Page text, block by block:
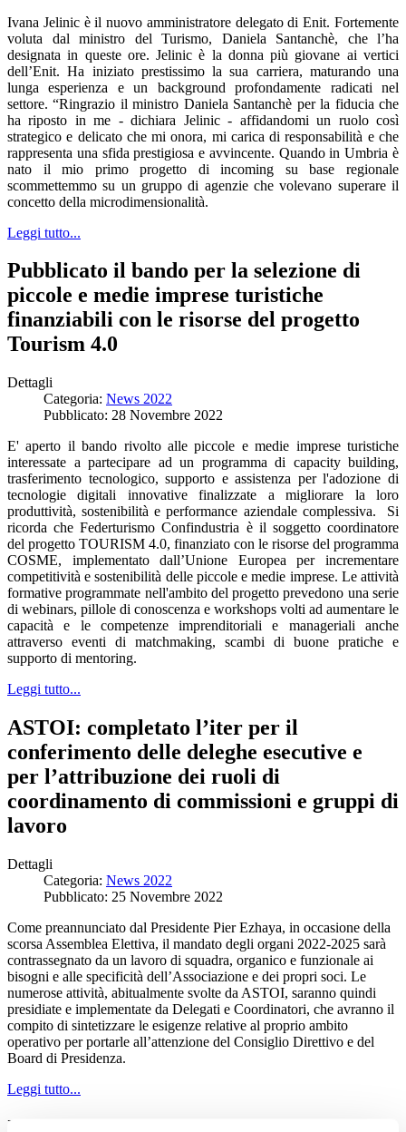
Ivana Jelinic è il nuovo amministratore delegato di Enit. Fortemente
voluta dal ministro del Turismo, Daniela Santanchè, che l’ha
designata in queste ore. Jelinic è la donna più giovane ai vertici
dell’Enit. Ha iniziato prestissimo la sua carriera, maturando una
lunga esperienza e un background profondamente radicati nel
settore. “Ringrazio il ministro Daniela Santanchè per la fiducia che
ha riposto in me - dichiara Jelinic - affidandomi un ruolo così
strategico e delicato che mi onora, mi carica di responsabilità e che
rappresenta una sfida prestigiosa e avvincente. Quando in Umbria è
nato il mio primo progetto di incoming su base regionale
scommettemmo su un gruppo di agenzie che volevano superare il
concetto della microdimensionalità.
Leggi tutto...
Pubblicato il bando per la selezione di
piccole e medie imprese turistiche
finanziabili con le risorse del progetto
Tourism 4.0
Dettagli
Categoria: News 2022
Pubblicato: 28 Novembre 2022
E' aperto il bando rivolto alle piccole e medie imprese turistiche
interessate a partecipare ad un programma di capacity building,
trasferimento tecnologico, supporto e assistenza per l'adozione di
tecnologie digitali innovative finalizzate a migliorare la loro
produttività, sostenibilità e performance aziendale complessiva. Si
ricorda che Federturismo Confindustria è il soggetto coordinatore
del progetto TOURISM 4.0, finanziato con le risorse del programma
COSME, implementato dall’Unione Europea per incrementare
competitività e sostenibilità delle piccole e medie imprese. Le attività
formative programmate nell'ambito del progetto prevedono una serie
di webinars, pillole di conoscenza e workshops volti ad aumentare le
capacità e le competenze imprenditoriali e manageriali anche
attraverso eventi di matchmaking, scambi di buone pratiche e
supporto di mentoring.
Leggi tutto...
ASTOI: completato l’iter per il
conferimento delle deleghe esecutive e
per l’attribuzione dei ruoli di
coordinamento di commissioni e gruppi di
lavoro
Dettagli
Categoria: News 2022
Pubblicato: 25 Novembre 2022
Come preannunciato dal Presidente Pier Ezhaya, in occasione della
scorsa Assemblea Elettiva, il mandato degli organi 2022-2025 sarà
contrassegnato da un lavoro di squadra, organico e funzionale ai
bisogni e alle specificità dell’Associazione e dei propri soci. Le
numerose attività, abitualmente svolte da ASTOI, saranno quindi
presidiate e implementate da Delegati e Coordinatori, che avranno il
compito di sintetizzare le esigenze relative al proprio ambito
operativo per portarle all’attenzione del Consiglio Direttivo e del
Board di Presidenza.
Leggi tutto...